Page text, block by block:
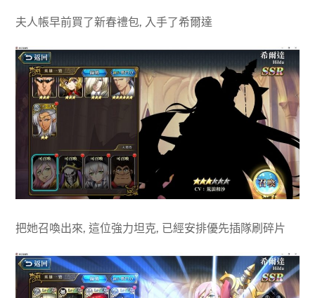
夫人帳早前買了新春禮包, 入手了希爾達
把她召喚出來, 這位強力坦克, 已經安排優先插隊刷碎片